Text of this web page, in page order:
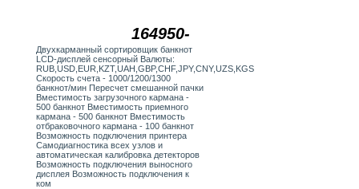
164950-
Двухкарманный сортировщик банкнот
LCD-дисплей сенсорный Валюты:
RUB,USD,EUR,KZT,UAH,GBP,CHF,JPY,CNY,UZS,KGS
Скорость счета - 1000/1200/1300
банкнот/мин Пересчет смешанной пачки
Вместимость загрузочного кармана -
500 банкнот Вместимость приемного
кармана - 500 банкнот Вместимость
отбраковочного кармана - 100 банкнот
Возможность подключения принтера
Самодиагностика всех узлов и
автоматическая калибровка детекторов
Возможность подключения выносного
дисплея Возможность подключения к
ком